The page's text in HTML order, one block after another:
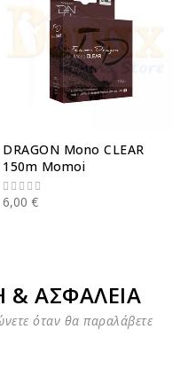
DRAGON Mono CLEAR
150m Momoi
6,00 €
& ΑΣΦΑΛΕΙΑ
όταν θα παραλάβετε